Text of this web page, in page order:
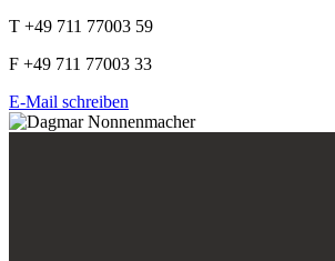
T +49 711 77003 59
F +49 711 77003 33
E-Mail schreiben